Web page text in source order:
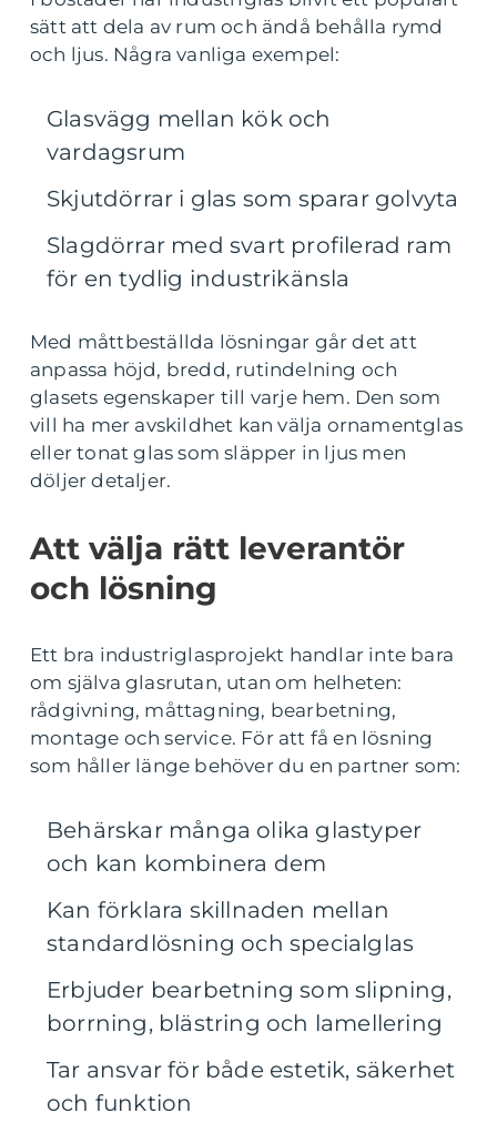
sätt att dela av rum och ändå behålla rymd
och ljus. Några vanliga exempel:
Glasvägg mellan kök och
vardagsrum
Skjutdörrar i glas som sparar golvyta
Slagdörrar med svart profilerad ram
för en tydlig industrikänsla
Med måttbeställda lösningar går det att
anpassa höjd, bredd, rutindelning och
glasets egenskaper till varje hem. Den som
vill ha mer avskildhet kan välja ornamentglas
eller tonat glas som släpper in ljus men
döljer detaljer.
Att välja rätt leverantör
och lösning
Ett bra industriglasprojekt handlar inte bara
om själva glasrutan, utan om helheten:
rådgivning, måttagning, bearbetning,
montage och service. För att få en lösning
som håller länge behöver du en partner som:
Behärskar många olika glastyper
och kan kombinera dem
Kan förklara skillnaden mellan
standardlösning och specialglas
Erbjuder bearbetning som slipning,
borrning, blästring och lamellering
Tar ansvar för både estetik, säkerhet
och funktion